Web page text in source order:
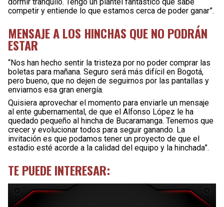
competir y entiende lo que estamos cerca de poder ganar”.
MENSAJE A LOS HINCHAS QUE NO PODRÁN
ESTAR
“Nos han hecho sentir la tristeza por no poder comprar las
boletas para mañana. Seguro será más difícil en Bogotá,
pero bueno, que no dejen de seguirnos por las pantallas y
enviarnos esa gran energía.
Quisiera aprovechar el momento para enviarle un mensaje
al ente gubernamental, de que el Alfonso López le ha
quedado pequeño al hincha de Bucaramanga. Tenemos que
crecer y evolucionar todos para seguir ganando. La
invitación es que podamos tener un proyecto de que el
estadio esté acorde a la calidad del equipo y la hinchada”.
TE PUEDE INTERESAR: